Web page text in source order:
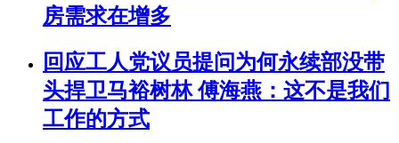
房需求在增多
回应工人党议员提问为何永续部没带
头捍卫马裕树林 傅海燕：这不是我们
工作的方式